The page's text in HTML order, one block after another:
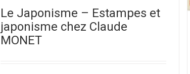
Le Japonisme – Estampes et
japonisme chez Claude
MONET